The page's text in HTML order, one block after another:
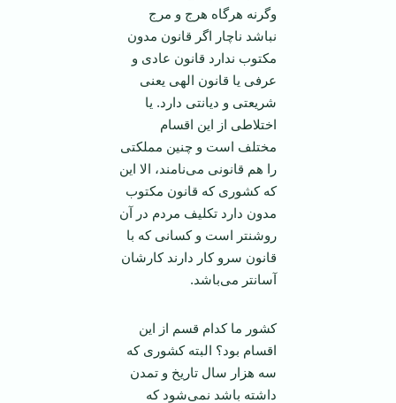
وگرنه هرگاه هرج و مرج
نباشد ناچار اگر قانون مدون
مکتوب ندارد قانون عادی و
عرفی یا قانون الهی یعنی
شریعتی و دیانتی دارد. یا
اختلاطی از این اقسام
مختلف است و چنین مملکتی
را هم قانونی می‌نامند، الا این
که کشوری که قانون مکتوب
مدون دارد تکلیف مردم در آن
روشنتر است و کسانی که با
قانون سرو کار دارند کارشان
آسانتر می‌باشد.
کشور ما کدام قسم از این
اقسام بود؟ البته کشوری که
سه هزار سال تاریخ و تمدن
داشته باشد نمی‌شود که